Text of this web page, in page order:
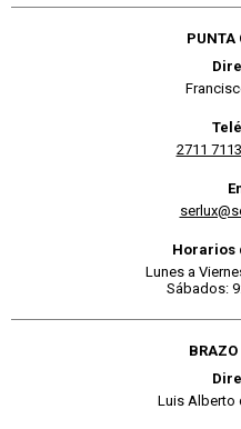
PUNTA
2711 7113
Horarios
Lunes a
Sábados:
BRAZO
Luis Alberto